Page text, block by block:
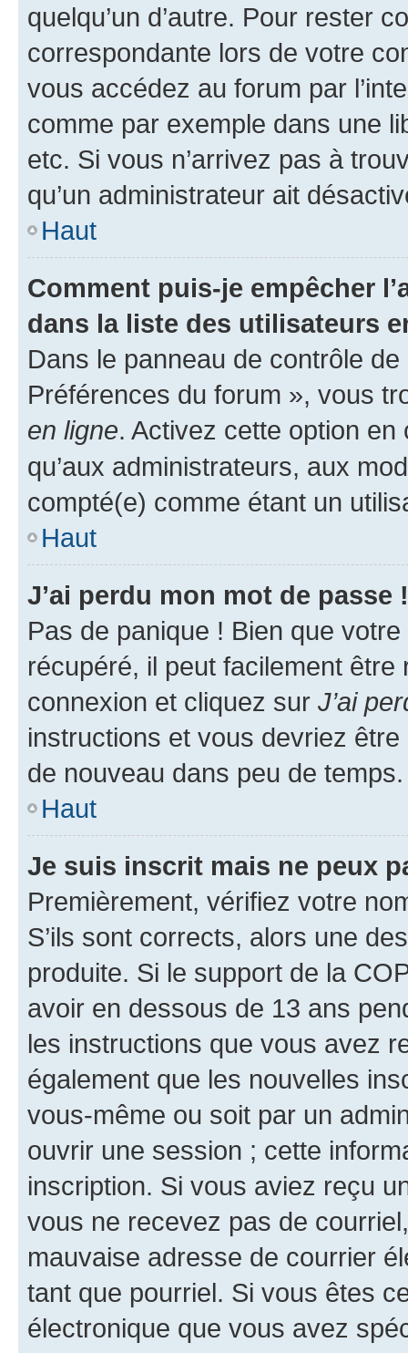
quelqu’un d’autre. Pour rester
correspondante lors de votre
vous accédez au forum par
comme par exemple dans une
etc. Si vous n’arrivez pas à
qu’un administrateur ait
Haut
Comment puis-je empêcher
dans la liste des utilisateurs
Dans le panneau de contrôle
Préférences du forum », vous
en ligne. Activez cette option
qu’aux administrateurs, aux
compté(e) comme étant un
Haut
J’ai perdu mon mot de passe !
Pas de panique ! Bien que
récupéré, il peut facilement
connexion et cliquez sur J’ai
instructions et vous devriez
de nouveau dans peu de temps.
Haut
Je suis inscrit mais ne peux
Premièrement, vérifiez votre
S’ils sont corrects, alors une
produite. Si le support de la
avoir en dessous de 13 ans
les instructions que vous avez
également que les nouvelles
vous-même ou soit par un
ouvrir une session ; cette
inscription. Si vous aviez reçu
vous ne recevez pas de
mauvaise adresse de courrier
tant que pourriel. Si vous êtes
électronique que vous avez